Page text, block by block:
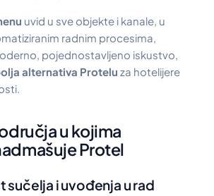
uvid u sve objekte i kanale, u
radnim procesima,
pojednostavljeno iskustvo,
alternativa Protelu za hotelijere
u kojima
Protel
sučelja i uvođenja u rad